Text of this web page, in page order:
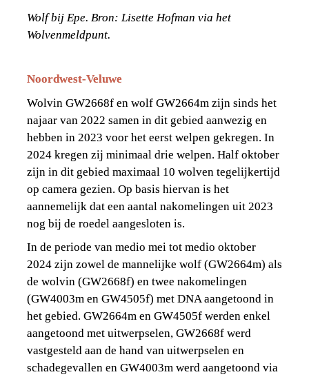
Wolf bij Epe. Bron: Lisette Hofman via het
Wolvenmeldpunt.
Noordwest-Veluwe
Wolvin GW2668f en wolf GW2664m zijn sinds het
najaar van 2022 samen in dit gebied aanwezig en
hebben in 2023 voor het eerst welpen gekregen. In
2024 kregen zij minimaal drie welpen. Half oktober
zijn in dit gebied maximaal 10 wolven tegelijkertijd
op camera gezien. Op basis hiervan is het
aannemelijk dat een aantal nakomelingen uit 2023
nog bij de roedel aangesloten is.
In de periode van medio mei tot medio oktober
2024 zijn zowel de mannelijke wolf (GW2664m) als
de wolvin (GW2668f) en twee nakomelingen
(GW4003m en GW4505f) met DNA aangetoond in
het gebied. GW2664m en GW4505f werden enkel
aangetoond met uitwerpselen, GW2668f werd
vastgesteld aan de hand van uitwerpselen en
schadegevallen en GW4003m werd aangetoond via